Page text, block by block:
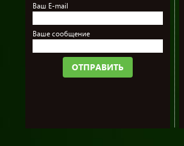
Ваш E-mail
Ваше сообщение
ОТПРАВИТЬ